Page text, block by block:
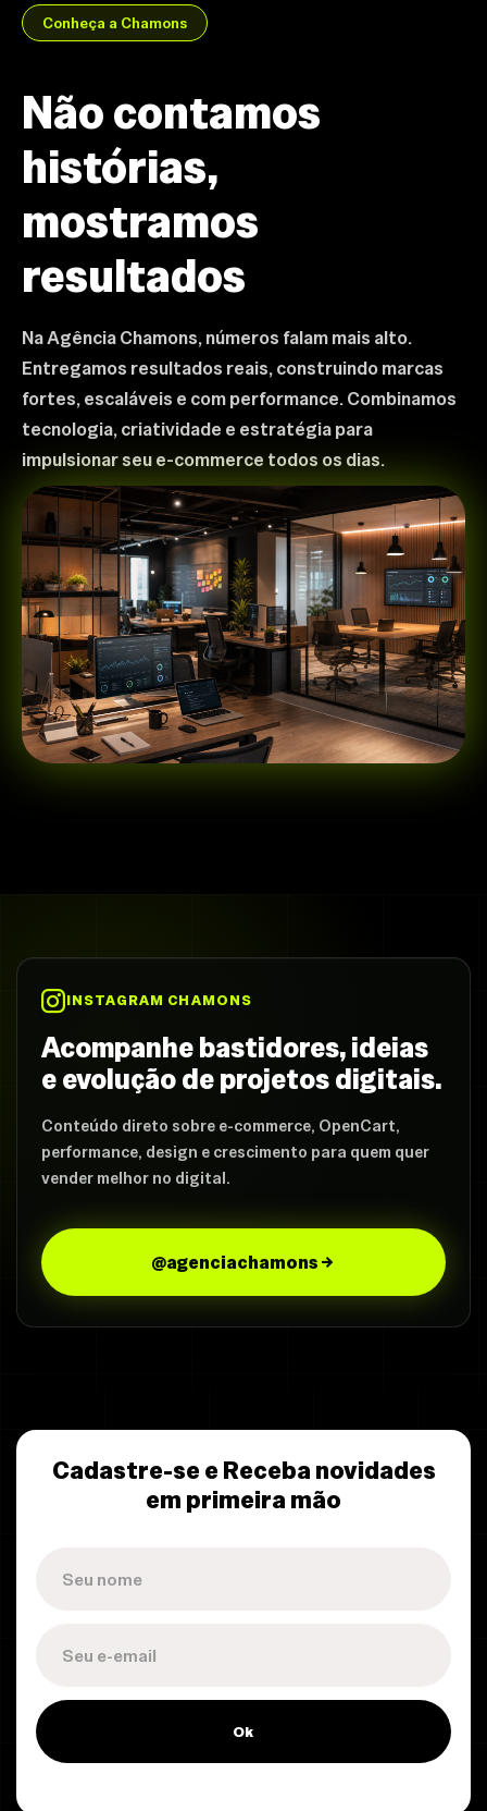
Conheça a Chamons
Não contamos
histórias,
mostramos
resultados
Na Agência Chamons, números falam mais alto.
Entregamos resultados reais, construindo marcas
fortes, escaláveis e com performance. Combinamos
tecnologia, criatividade e estratégia para
impulsionar seu e-commerce todos os dias.
INSTAGRAM CHAMONS
Acompanhe bastidores, ideias
e evolução de projetos digitais.
Conteúdo direto sobre e-commerce, OpenCart,
performance, design e crescimento para quem quer
vender melhor no digital.
@agenciachamons
Cadastre-se e Receba novidades
em primeira mão
Ok